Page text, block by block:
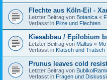
Flechte aus Köln-Eil -
Letzter Beitrag von Botanica «
Verfasst in Pilze und Flechten
Kiesabbau / Epilobium
Letzter Beitrag von Maltus «
Verfasst in Klatsch und Tratsch
Prunus leaves cold
Letzter Beitrag von
Verfasst in Fragen und